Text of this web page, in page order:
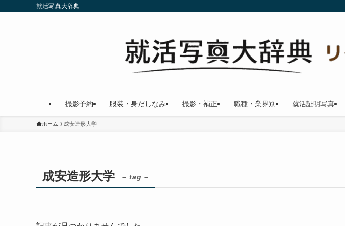
就活写真大辞典
撮影予約 服装・身だしなみ 撮影・補正 職種・業界別 就活証明写真
ホーム 成安造形大学
成安造形大学 – tag –